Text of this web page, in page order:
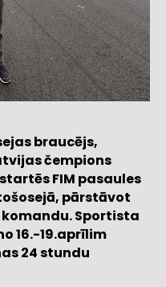
braucējs,
čempions
FIM pasaules
pārstāvot
komandu. Sportista
16.-19.aprīlim
24 stundu